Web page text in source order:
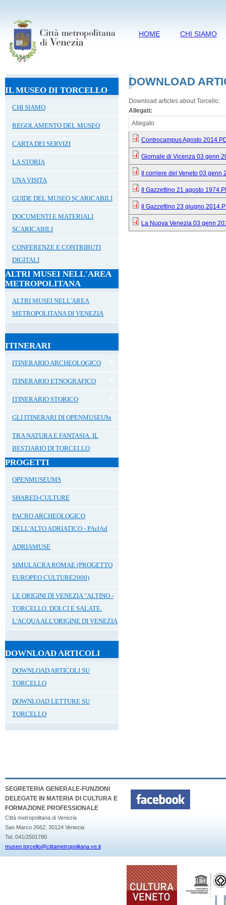
HOME CHI SIAMO
IL MUSEO DI TORCELLO
CHI SIAMO
REGOLAMENTO DEL MUSEO
CARTA DEI SERVIZI
LA STORIA
UNA VISITA
GUIDE DEL MUSEO SCARICABILI
DOCUMENTI E MATERIALI
SCARICABILI
CONFERENZE E CONTRIBUTI
DIGITALI
ALTRI MUSEI NELL'AREA
METROPOLITANA
ALTRI MUSEI NELL'AREA
METROPOLITANA DI VENEZIA
ITINERARI
ITINERARIO ARCHEOLOGICO
ITINERARIO ETNOGRAFICO
ITINERARIO STORICO
GLI ITINERARI DI OPENMUSEUM
TRA NATURA E FANTASIA. IL
BESTIARIO DI TORCELLO
PROGETTI
OPENMUSEUMS
SHARED-CULTURE
PACRO ARCHEOLOGICO
DELL'ALTO ADRIATICO - PArJAd
ADRIAMUSE
SIMULACRA ROMAE (PROGETTO
EUROPEO CULTURE2000)
LE ORIGINI DI VENEZIA "ALTINO -
TORCELLO. DOLCI E SALATE.
L'ACQUA ALL'ORIGINE DI VENEZIA
DOWNLOAD ARTICOLI
DOWNLOAD ARTICOLI SU
TORCELLO
DOWNLOAD LETTURE SU
TORCELLO
DOWNLOAD
Download articles about Torcello:
Allegati:
Allegato
Controcampus Agosto
Giornale di Vicenza 03 genn
Il corriere del Veneto 03 genn
Il Gazzettino 21 agosto
Il Gazzettino 23 giugno
La Nuova Venezia 03 genn
SEGRETERIA GENERALE-FUNZIONI
DELEGATE IN MATERIA DI CULTURA E
FORMAZIONE PROFESSIONALE
Città metropolitana di Venezia
San Marco 2662, 30124 Venezia
Tel. 041/2501780
museo.torcello@cittametropolitana.ve.it